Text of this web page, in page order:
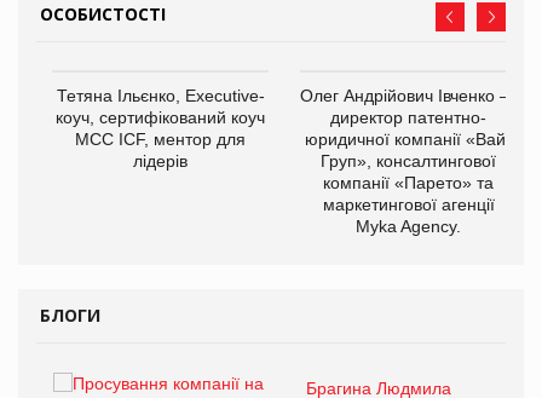
ОСОБИСТОСТІ
Тетяна Ільєнко, Executive-
коуч, сертифікований коуч
МСС ICF, ментор для
лідерів
Олег Андрійович Івченко —
директор патентно-
юридичної компанії «Вайз
Груп», консалтингової
компанії «Парето» та
маркетингової агенції
Myka Agency.
БЛОГИ
Брагина Людмила